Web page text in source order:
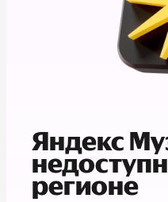
Яндекс
регионе